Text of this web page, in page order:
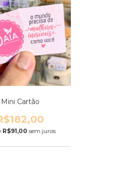
Mini Cartão
R$91,00 sem juros